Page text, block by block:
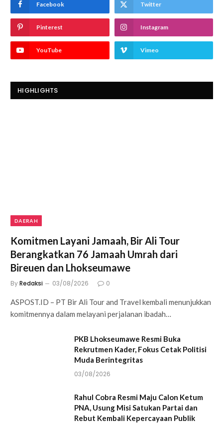
Facebook Twitter
Pinterest Instagram
YouTube Vimeo
HIGHLIGHTS
DAERAH
Komitmen Layani Jamaah, Bir Ali Tour
Berangkatkan 76 Jamaah Umrah dari
Bireuen dan Lhokseumawe
ByRedaksi 03/08/2026 0
ASPOST.ID – PT Bir Ali Tour and Travel kembali menunjukkan
komitmennya dalam melayani perjalanan ibadah…
PKB Lhokseumawe Resmi Buka
Rekrutmen Kader, Fokus Cetak Politisi
Muda Berintegritas
03/08/2026
Rahul Cobra Resmi Maju Calon Ketum
PNA, Usung Misi Satukan Partai dan
Rebut Kembali Kepercayaan Publik